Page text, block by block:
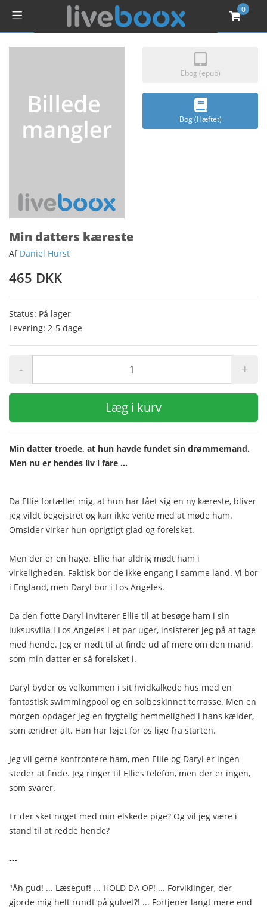
0
Ebog (epub)
Bog (Hæftet)
Min datters kæreste
Af Daniel Hurst
465 DKK
Status: På lager
Levering: 2-5 dage
- +
Læg i kurv
Min datter troede, at hun havde fundet sin drømmemand.
Men nu er hendes liv i fare ...
Da Ellie fortæller mig, at hun har fået sig en ny kæreste, bliver
jeg vildt begejstret og kan ikke vente med at møde ham.
Omsider virker hun oprigtigt glad og forelsket.
Men der er en hage. Ellie har aldrig mødt ham i
virkeligheden. Faktisk bor de ikke engang i samme land. Vi bor
i England, men Daryl bor i Los Angeles.
Da den flotte Daryl inviterer Ellie til at besøge ham i sin
luksusvilla i Los Angeles i et par uger, insisterer jeg på at tage
med hende. Jeg er nødt til at finde ud af mere om den mand,
som min datter er så forelsket i.
Daryl byder os velkommen i sit hvidkalkede hus med en
fantastisk swimmingpool og en solbeskinnet terrasse. Men en
morgen opdager jeg en frygtelig hemmelighed i hans kælder,
som ændrer alt. Han har løjet for os lige fra starten.
Jeg vil gerne konfrontere ham, men Ellie og Daryl er ingen
steder at finde. Jeg ringer til Ellies telefon, men der er ingen,
som svarer.
Er der sket noget med min elskede pige? Og vil jeg være i
stand til at redde hende?
---
"Åh gud! ... Læseguf! ... HOLD DA OP! ... Forviklinger, der
gjorde mig helt rundt på gulvet?! ... Fortjener langt mere end